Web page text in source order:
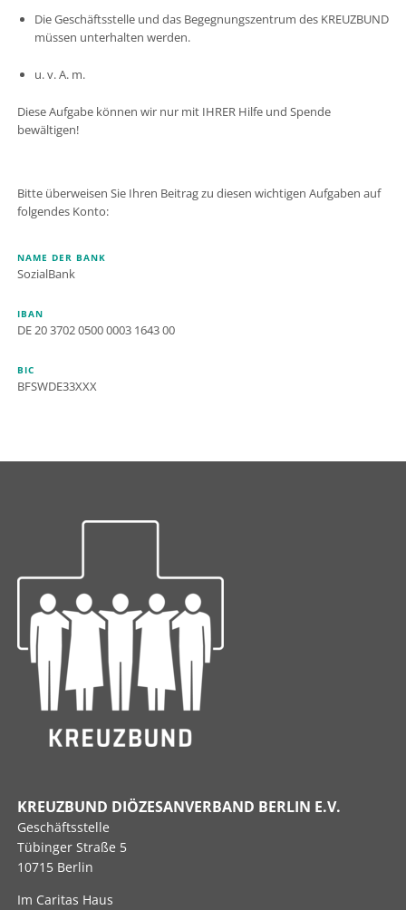
Die Geschäftsstelle und das Begegnungszentrum des KREUZBUND
müssen unterhalten werden.
u. v. A. m.
Diese Aufgabe können wir nur mit IHRER Hilfe und Spende
bewältigen!
Bitte überweisen Sie Ihren Beitrag zu diesen wichtigen Aufgaben auf
folgendes Konto:
NAME DER BANK
SozialBank
IBAN
DE 20 3702 0500 0003 1643 00
BIC
BFSWDE33XXX
KREUZBUND DIÖZESANVERBAND BERLIN E.V.
Geschäftsstelle
Tübinger Straße 5
10715 Berlin
Im Caritas Haus